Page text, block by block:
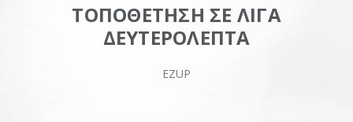
ΤΟΠΟΘΕΤΗΣΗ ΣΕ ΛΙΓΑ
ΔΕΥΤΕΡΟΛΕΠΤΑ
EZUP